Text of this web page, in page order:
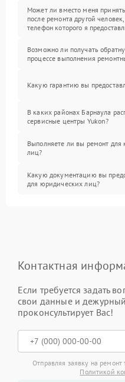
Может ли вместо меня
после ремонта другой
телефон которого я
Возможно ли получать
процессе выполнения
Какую гарантию вы
В каких районах Барнаула
сервисные центры Yukon?
Выполняете ли вы ремонт для
лиц?
Какую документацию вы
для юридических лиц?
Контактная
Если требуется задать
свои данные и
проконсультирует Вас!
Отправляя заявку на
Политикой